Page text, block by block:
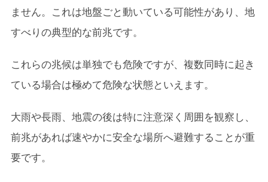
ません。これは地盤ごと動いている可能性があり、地
すべりの典型的な前兆です。
これらの兆候は単独でも危険ですが、複数同時に起き
ている場合は極めて危険な状態といえます。
大雨や長雨、地震の後は特に注意深く周囲を観察し、
前兆があれば速やかに安全な場所へ避難することが重
要です。